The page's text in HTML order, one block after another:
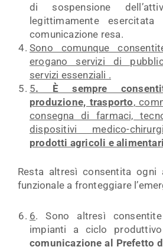
di sospensione
legittimamente
comunicazione resa.
Sono comunque
erogano servizi di
servizi essenziali .
5. È sempre
produzione, trasporto,
consegna di farmaci,
dispositivi medico-
prodotti agricoli e
Resta altresì consentita ogni
funzionale a fronteggiare
6. Sono altresì
impianti a ciclo
comunicazione al Prefetto